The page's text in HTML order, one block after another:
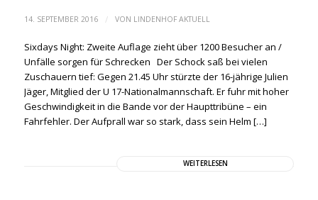
14. SEPTEMBER 2016 / VON LINDENHOF AKTUELL
Sixdays Night: Zweite Auflage zieht über 1200 Besucher an /
Unfälle sorgen für Schrecken Der Schock saß bei vielen
Zuschauern tief: Gegen 21.45 Uhr stürzte der 16-jährige Julien
Jäger, Mitglied der U 17-Nationalmannschaft. Er fuhr mit hoher
Geschwindigkeit in die Bande vor der Haupttribüne – ein
Fahrfehler. Der Aufprall war so stark, dass sein Helm […]
WEITERLESEN